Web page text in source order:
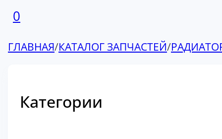
0
ГЛАВНАЯ/КАТАЛОГ ЗАПЧАСТЕЙ/
Категории